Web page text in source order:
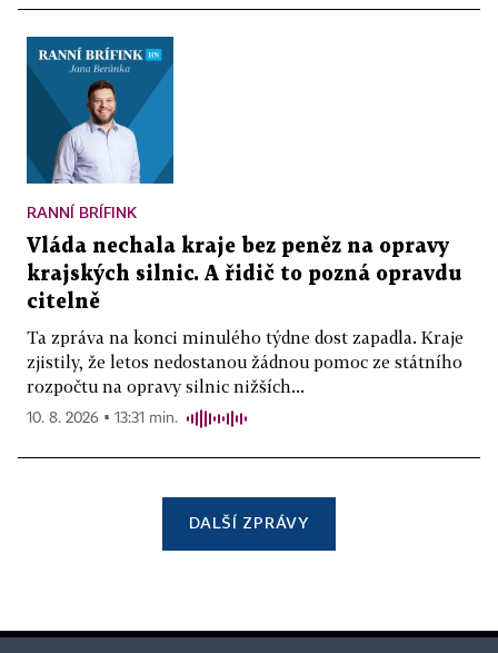
RANNÍ BRÍFINK
Vláda nechala kraje bez peněz na opravy
krajských silnic. A řidič to pozná opravdu
citelně
Ta zpráva na konci minulého týdne dost zapadla. Kraje
zjistily, že letos nedostanou žádnou pomoc ze státního
rozpočtu na opravy silnic nižších...
10. 8. 2026 ▪ 13:31 min.
DALŠÍ ZPRÁVY